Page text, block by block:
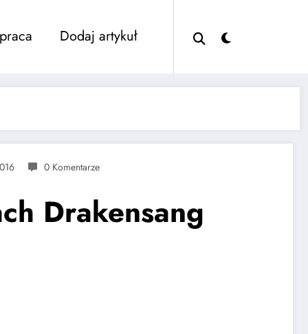
Dodaj artykuł
0 Komentarze
Drakensang